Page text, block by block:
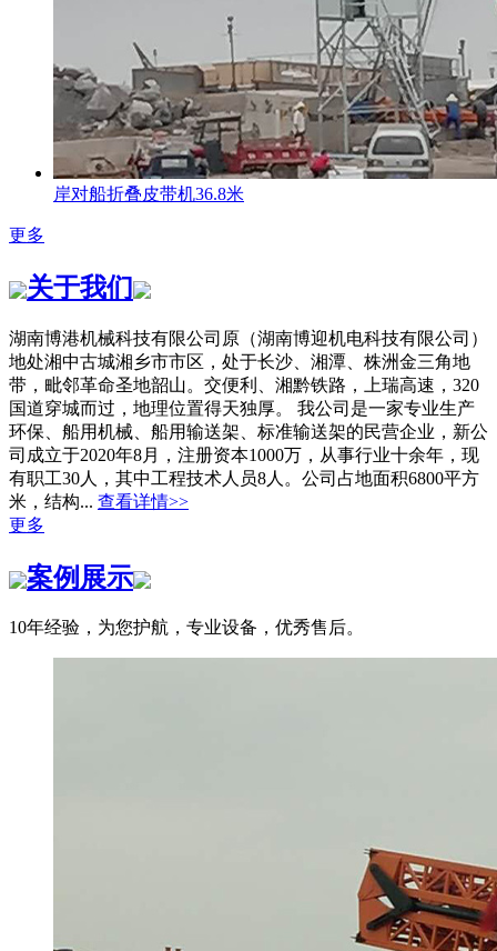
岸对船折叠皮带机36.8米
更多
关于我们
湖南博港机械科技有限公司原（湖南博迎机电科技有限公司）
地处湘中古城湘乡市市区，处于长沙、湘潭、株洲金三角地
带，毗邻革命圣地韶山。交便利、湘黔铁路，上瑞高速，320
国道穿城而过，地理位置得天独厚。 我公司是一家专业生产
环保、船用机械、船用输送架、标准输送架的民营企业，新公
司成立于2020年8月，注册资本1000万，从事行业十余年，现
有职工30人，其中工程技术人员8人。公司占地面积6800平方
米，结构... 查看详情>>
更多
案例展示
10年经验，为您护航，专业设备，优秀售后。